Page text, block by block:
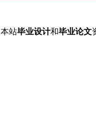
本站毕业设计和毕业论文